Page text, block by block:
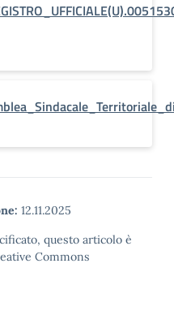
12.11.2025
questo articolo è
Commons